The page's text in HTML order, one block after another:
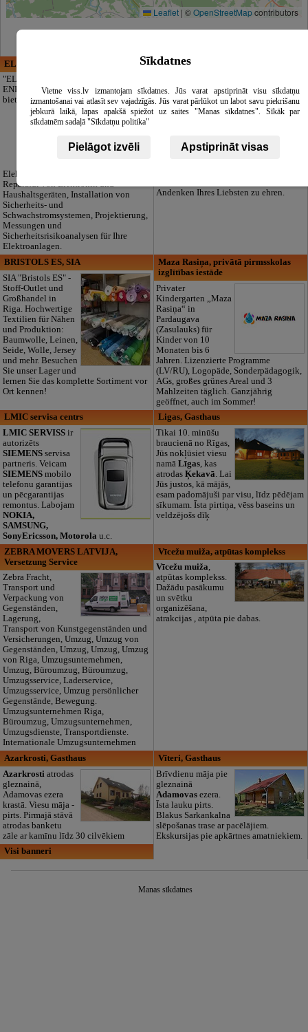
Leaflet | ©OpenStreetMapcontributors
ELECTRIC ENERGY
"ELECTRIC
ENERGY Kandava"
bietet
Elektroinstallationen aller Art,
Reparatur von Elektronik und
Haushaltsgeräten, Installation von
Sicherheits- und
Schwachstromsystemen, Projektierung,
Messungen und
Sicherheitsrisikoanalysen für Ihre
Elektroanlagen.
CĒSU APBEDĪŠANAS
Ein würdevoller
Abschied ohne
Sorgen. Wir
Organisation,
Formalitäten,
Andenken Ihres Liebsten zu ehren.
BRISTOLS ES, SIA
SIA "Bristols ES" -
Stoff-Outlet und
Großhandel in
Riga. Hochwertige
Textilien für Nähen
und Produktion:
Baumwolle, Leinen,
Seide, Wolle, Jersey
und mehr. Besuchen
Sie unser Lager und
lernen Sie das komplette Sortiment vor
Ort kennen!
Maza Rasiņa, privātā pirmsskolas
izglītības iestāde
Privater
Kindergarten „Maza
Rasiņa“ in
Pardaugava
(Zasulauks) für
Kinder von 10
Monaten bis 6
Jahren. Lizenzierte Programme
(LV/RU), Logopäde, Sonderpädagogik,
AGs, großes grünes Areal und 3
Mahlzeiten täglich. Ganzjährig
geöffnet, auch im Sommer!
LMIC servisa centrs
LMIC SERVISSir
autorizēts
SIEMENSservisa
partneris. Veicam
SIEMENSmobilo
telefonu garantijas
un pēcgarantijas
remontus. Labojam
NOKIA,
SAMSUNG,
SonyEricsson, Motorola u.c.
Ligas, Gasthaus
Tikai 10. minūšu
braucienā no Rīgas,
Jūs nokļūsiet viesu
namāLīgas, kas
atrodasĶekavā. Lai
Jūs justos, kā mājās,
esam padomājuši par visu, līdz pēdējam
sīkumam. Īsta pirtiņa, vēss baseins un
veldzējošs dīķ
ZEBRA MOVERS LATVIJA,
Versetzung Service
Zebra Fracht,
Transport und
Verpackung von
Gegenständen,
Lagerung,
Transport von Kunstgegenständen und
Versicherungen, Umzug, Umzug von
Gegenständen, Umzug, Umzug, Umzug
von Riga, Umzugsunternehmen,
Umzug, Büroumzug, Büroumzug,
Umzugsservice, Laderservice,
Umzugsservice, Umzug persönlicher
Gegenstände, Bewegung.
Umzugsunternehmen Riga,
Büroumzug, Umzugsunternehmen,
Umzugsdienste, Transportdienste.
Internationale Umzugsunternehmen
Vīcežu muiža, atpūtas komplekss
Vīcežu muiža,
atpūtas komplekss.
Dažādu pasākumu
un svētku
organizēšana,
atrakcijas , atpūta pie dabas.
Azarkrosti, Gasthaus
Azarkrosti atrodas
gleznainā,
Adamovas ezera
krastā. Viesu māja -
pirts. Pirmajā stāvā
atrodas banketu
zāle ar kamīnu līdz 30 cilvēkiem
Vīteri, Gasthaus
Brīvdienu māja pie
gleznainā
Adamovas ezera.
Īsta lauku pirts.
Blakus Sarkankalna
slēpošanas trase ar pacēlājiem.
Ekskursijas pie apkārtnes amatniekiem.
Visi banneri
Sīkdatnes
Vietne viss.lv izmantojam sīkdatnes. Jūs varat apstiprināt visu sīkdatņu
izmantošanai vai atlasīt sev vajadzīgās. Jūs varat pārlūkot un labot savu piekrišanu
jebkurā laikā, lapas apakšā spiežot uz saites "Manas sīkdatnes". Sīkāk par
sīkdatnēm sadaļā "Sīkdatņu politika"
Pielāgot izvēli Apstiprināt visas
Manas sīkdatnes